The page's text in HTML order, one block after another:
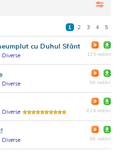
1 2 3 4 5
cu Duhul Sfânt
Diverse 125 redări
Diverse 66 redări
Diverse 624 redări
Diverse 68 redări